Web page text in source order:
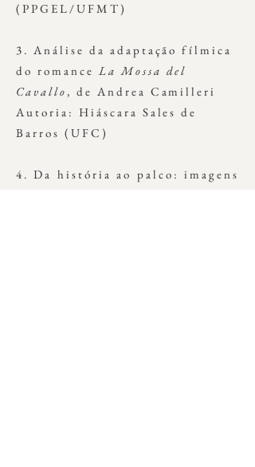
(PPGEL/UFMT)
3. Análise da adaptação fílmica
do romance La Mossa del
Cavallo, de Andrea Camilleri
Autoria: Hiáscara Sales de
Barros (UFC)
4. Da história ao palco: imagens